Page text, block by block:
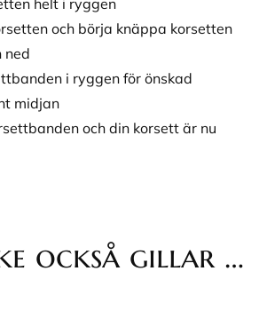
och börja knäppa korsetten
ned
i ryggen för önskad
midjan
och din korsett är nu
också gillar …